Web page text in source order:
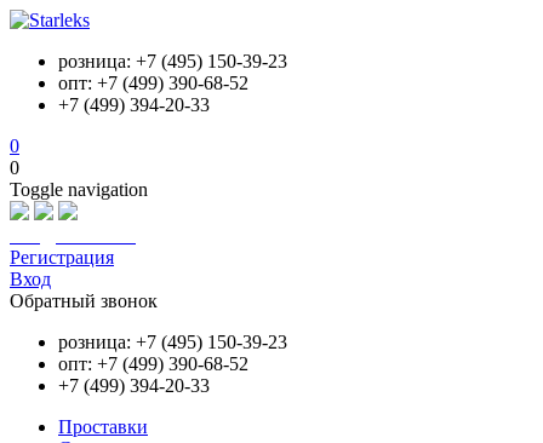
розница: +7 (495) 150-39-23
опт: +7 (499) 390-68-52
+7 (499) 394-20-33
0
0
Toggle navigation
Регистрация
Вход
Обратный звонок
розница: +7 (495) 150-39-23
опт: +7 (499) 390-68-52
+7 (499) 394-20-33
Проставки